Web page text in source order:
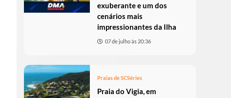
exuberante e um dos
cenários mais
impressionantes da Ilha
07 de julho às 20:36
Praias de SCSéries
Praia do Vigia, em